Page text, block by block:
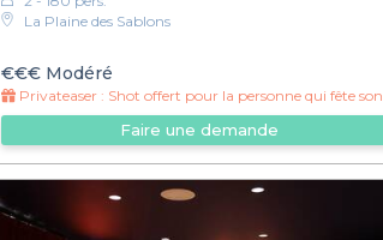
La Plaine des Sablons
€€€Modéré
Privateaser : Shot offert pour la personne qui fête son anniversaire !
Faire une demande